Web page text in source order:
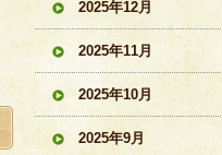
2025年12月
2025年11月
2025年10月
2025年9月